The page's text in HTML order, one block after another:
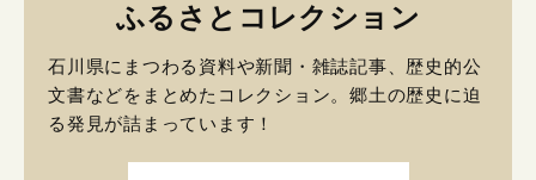
ふるさとコレクション
石川県にまつわる資料や新聞・雑誌記事、歴史的公
文書などをまとめたコレクション。郷土の歴史に迫
る発見が詰まっています！